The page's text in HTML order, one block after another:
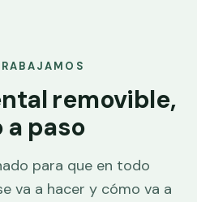
removible,
a paso
para que en todo
va a hacer y cómo va a